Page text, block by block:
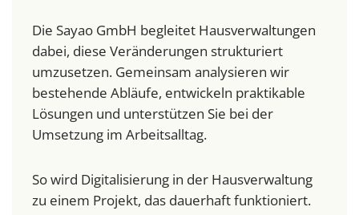
Die Sayao GmbH begleitet Hausverwaltungen
dabei, diese Veränderungen strukturiert
umzusetzen. Gemeinsam analysieren wir
bestehende Abläufe, entwickeln praktikable
Lösungen und unterstützen Sie bei der
Umsetzung im Arbeitsalltag.
So wird Digitalisierung in der Hausverwaltung
zu einem Projekt, das dauerhaft funktioniert.